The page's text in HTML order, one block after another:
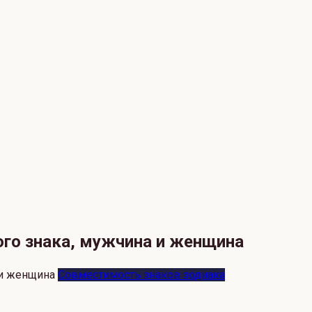
знака, мужчина и женщина
Совместимость знаков зодиака